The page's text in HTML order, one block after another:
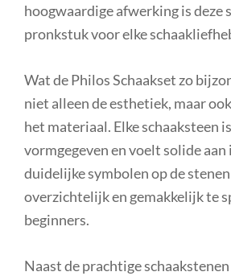
hoogwaardige afwerking is deze
pronkstuk voor elke
Wat de Philos Schaakset zo
niet alleen de esthetiek, maar
het materiaal. Elke schaaksteen
vormgegeven en voelt solide aan
duidelijke symbolen op de
overzichtelijk en gemakkelijk te
beginners.
Naast de prachtige